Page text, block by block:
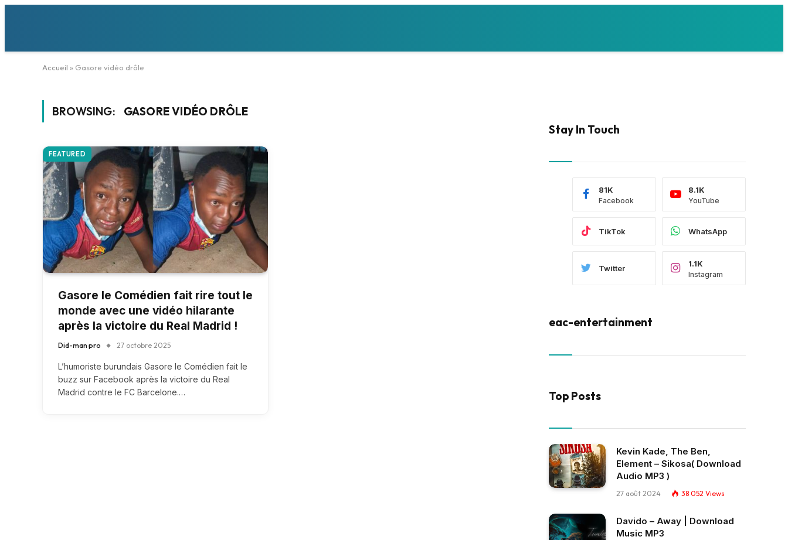
Accueil » Gasore vidéo drôle
BROWSING: GASORE VIDÉO DRÔLE
FEATURED
Gasore le Comédien fait rire tout le
monde avec une vidéo hilarante
après la victoire du Real Madrid !
Did-man pro 27 octobre 2025
L’humoriste burundais Gasore le Comédien fait le
buzz sur Facebook après la victoire du Real
Madrid contre le FC Barcelone.…
Stay In Touch
Facebook
81K
YouTube
8.1K
TikTok WhatsApp
Twitter
Instagram
1.1K
eac-entertainment
Top Posts
Kevin Kade, The Ben,
Element – Sikosa( Download
Audio MP3 )
27 août 2024 38 052 Views
Davido – Away | Download
Music MP3